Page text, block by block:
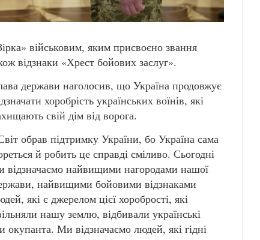
військовим, яким присвоєно звання
відзнаки «Хрест бойових заслуг».
держави наголосив, що Україна продовжує
хоробрість українських воїнів, які
свій дім від ворога.
обрав підтримку України, бо Україна сама
й робить це справді сміливо. Сьогодні
відзначаємо найвищими нагородами нашої
найвищими бойовими відзнаками
які є джерелом цієї хоробрості, які
нашу землю, відбивали українські
окупанта. Ми відзначаємо людей, які гідні